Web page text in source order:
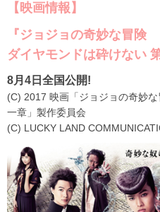
【映画情報】
『ジョジョの奇妙な冒険
ダイヤモンドは砕けない
8月4日全国公開!
(C) 2017 映画「ジョジョの奇妙
一章」製作委員会
(C) LUCKY LAND